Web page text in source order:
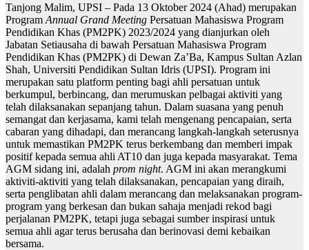
Tanjong Malim, UPSI – Pada 13 Oktober 2024 (Ahad) merupakan
Program Annual Grand Meeting Persatuan Mahasiswa Program
Pendidikan Khas (PM2PK) 2023/2024 yang dianjurkan oleh
Jabatan Setiausaha di bawah Persatuan Mahasiswa Program
Pendidikan Khas (PM2PK) di Dewan Za’Ba, Kampus Sultan Azlan
Shah, Universiti Pendidikan Sultan Idris (UPSI). Program ini
merupakan satu platform penting bagi ahli persatuan untuk
berkumpul, berbincang, dan merumuskan pelbagai aktiviti yang
telah dilaksanakan sepanjang tahun. Dalam suasana yang penuh
semangat dan kerjasama, kami telah mengenang pencapaian, serta
cabaran yang dihadapi, dan merancang langkah-langkah seterusnya
untuk memastikan PM2PK terus berkembang dan memberi impak
positif kepada semua ahli AT10 dan juga kepada masyarakat. Tema
AGM sidang ini, adalah prom night. AGM ini akan merangkumi
aktiviti-aktiviti yang telah dilaksanakan, pencapaian yang diraih,
serta penglibatan ahli dalam merancang dan melaksanakan program-
program yang berkesan dan bukan sahaja menjadi rekod bagi
perjalanan PM2PK, tetapi juga sebagai sumber inspirasi untuk
semua ahli agar terus berusaha dan berinovasi demi kebaikan
bersama.